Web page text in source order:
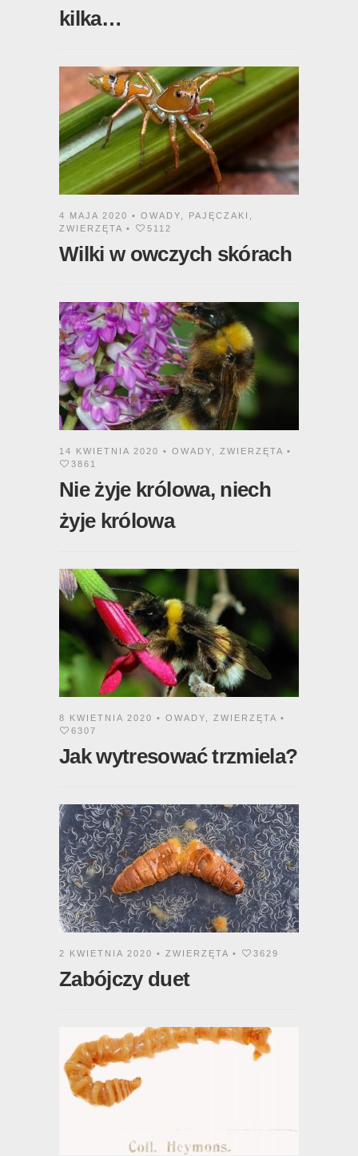
kilka…
4 MAJA 2020 • OWADY PAJĘCZAKI
ZWIERZĘTA • 5112
Wilki w owczych skórach
14 KWIETNIA 2020 • OWADY ZWIERZĘTA •
3861
Nie żyje królowa, niech
żyje królowa
8 KWIETNIA 2020 • OWADY ZWIERZĘTA •
6307
Jak wytresować trzmiela?
2 KWIETNIA 2020 • ZWIERZĘTA • 3629
Zabójczy duet